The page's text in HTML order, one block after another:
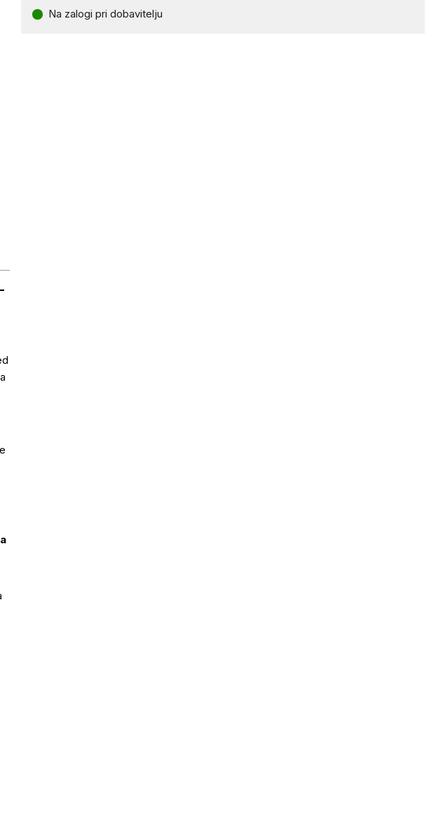
Na zalogi pri dobavitelju